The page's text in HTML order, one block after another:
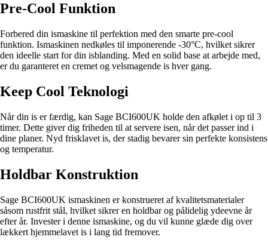
Pre-Cool Funktion
Forbered din ismaskine til perfektion med den smarte pre-cool
funktion. Ismaskinen nedkøles til imponerende -30°C, hvilket sikrer
den ideelle start for din isblanding. Med en solid base at arbejde med,
er du garanteret en cremet og velsmagende is hver gang.
Keep Cool Teknologi
Når din is er færdig, kan Sage BCI600UK holde den afkølet i op til 3
timer. Dette giver dig friheden til at servere isen, når det passer ind i
dine planer. Nyd frisklavet is, der stadig bevarer sin perfekte konsistens
og temperatur.
Holdbar Konstruktion
Sage BCI600UK ismaskinen er konstrueret af kvalitetsmaterialer
såsom rustfrit stål, hvilket sikrer en holdbar og pålidelig ydeevne år
efter år. Invester i denne ismaskine, og du vil kunne glæde dig over
lækkert hjemmelavet is i lang tid fremover.